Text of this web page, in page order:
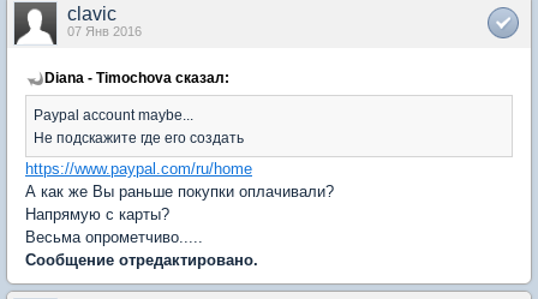
clavic
07 Янв 2016
Diana - Timochova сказал:
Paypal account maybe...
Не подскажите где его создать
https://www.paypal.com/ru/home
А как же Вы раньше покупки оплачивали?
Напрямую с карты?
Весьма опрометчиво.....
Сообщение отредактировано.